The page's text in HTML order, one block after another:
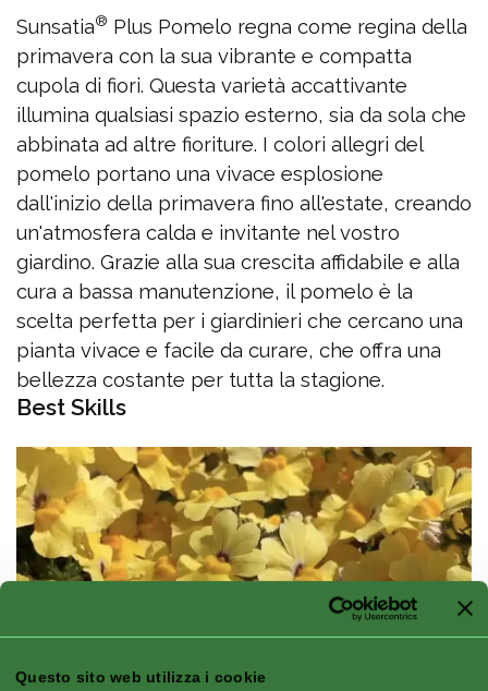
Questo sito web utilizza i cookie
Sunsatia® Plus Pomelo regna come regina della
primavera con la sua vibrante e compatta
cupola di fiori. Questa varietà accattivante
illumina qualsiasi spazio esterno, sia da sola che
abbinata ad altre fioriture. I colori allegri del
pomelo portano una vivace esplosione
dall'inizio della primavera fino all'estate, creando
un'atmosfera calda e invitante nel vostro
giardino. Grazie alla sua crescita affidabile e alla
cura a bassa manutenzione, il pomelo è la
scelta perfetta per i giardinieri che cercano una
pianta vivace e facile da curare, che offra una
bellezza costante per tutta la stagione.
Best Skills